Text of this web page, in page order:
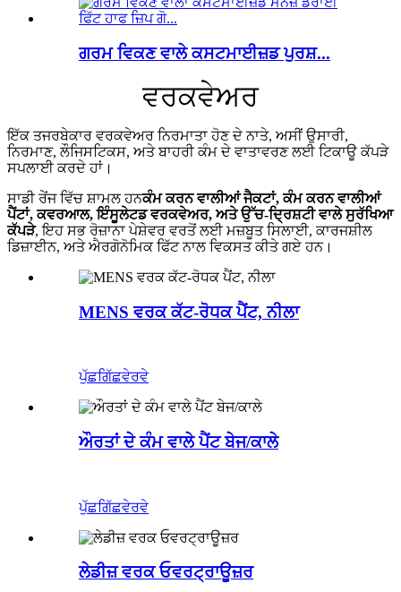
ਗਰਮ ਵਿਕਣ ਵਾਲੇ ਕਸਟਮਾਈਜ਼ਡ ਪੁਰਸ਼...
ਵਰਕਵੇਅਰ
ਇੱਕ ਤਜਰਬੇਕਾਰ ਵਰਕਵੇਅਰ ਨਿਰਮਾਤਾ ਹੋਣ ਦੇ ਨਾਤੇ, ਅਸੀਂ ਉਸਾਰੀ,
ਨਿਰਮਾਣ, ਲੌਜਿਸਟਿਕਸ, ਅਤੇ ਬਾਹਰੀ ਕੰਮ ਦੇ ਵਾਤਾਵਰਣ ਲਈ ਟਿਕਾਊ ਕੱਪੜੇ
ਸਪਲਾਈ ਕਰਦੇ ਹਾਂ।
ਸਾਡੀ ਰੇਂਜ ਵਿੱਚ ਸ਼ਾਮਲ ਹਨਕੰਮ ਕਰਨ ਵਾਲੀਆਂ ਜੈਕਟਾਂ, ਕੰਮ ਕਰਨ ਵਾਲੀਆਂ
ਪੈਂਟਾਂ, ਕਵਰਆਲ, ਇੰਸੂਲੇਟਡ ਵਰਕਵੇਅਰ, ਅਤੇ ਉੱਚ-ਦ੍ਰਿਸ਼ਟੀ ਵਾਲੇ ਸੁਰੱਖਿਆ
ਕੱਪੜੇ, ਇਹ ਸਭ ਰੋਜ਼ਾਨਾ ਪੇਸ਼ੇਵਰ ਵਰਤੋਂ ਲਈ ਮਜ਼ਬੂਤ ​​ਸਿਲਾਈ, ਕਾਰਜਸ਼ੀਲ
ਡਿਜ਼ਾਈਨ, ਅਤੇ ਐਰਗੋਨੋਮਿਕ ਫਿੱਟ ਨਾਲ ਵਿਕਸਤ ਕੀਤੇ ਗਏ ਹਨ।
MENS ਵਰਕ ਕੱਟ-ਰੋਧਕ ਪੈਂਟ, ਨੀਲਾ
ਪੁੱਛਗਿੱਛਵੇਰਵੇ
ਔਰਤਾਂ ਦੇ ਕੰਮ ਵਾਲੇ ਪੈਂਟ ਬੇਜ/ਕਾਲੇ
ਪੁੱਛਗਿੱਛਵੇਰਵੇ
ਲੇਡੀਜ਼ ਵਰਕ ਓਵਰਟ੍ਰਾਊਜ਼ਰ